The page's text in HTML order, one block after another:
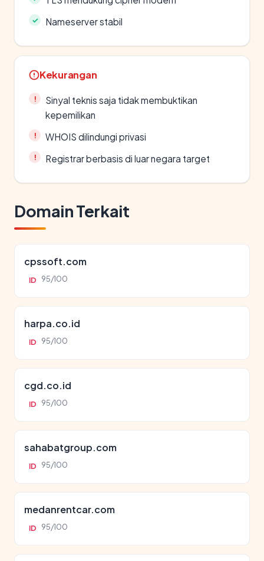
Nameserver stabil
Kekurangan
Sinyal teknis saja tidak membuktikan
kepemilikan
WHOIS dilindungi privasi
Registrar berbasis di luar negara target
Domain Terkait
cpssoft.com
ID 95/100
harpa.co.id
ID 95/100
cgd.co.id
ID 95/100
sahabatgroup.com
ID 95/100
medanrentcar.com
ID 95/100